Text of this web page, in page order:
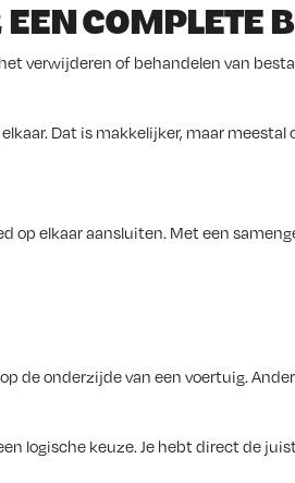
COMPLETE
verwijderen of behandelen van
Dat is makkelijker, maar meestal
elkaar aansluiten. Met een
de onderzijde van een voertuig.
logische keuze. Je hebt direct de